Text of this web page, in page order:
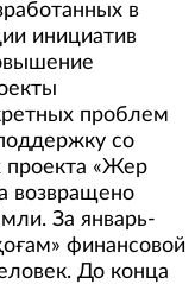
в
инициатив
проблем
со
проекта «Жер
возвращено
За январь-
финансовой
До конца